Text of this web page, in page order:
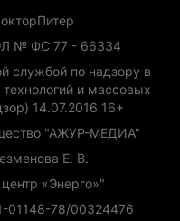
№ ФС 77 - 66334
службой по надзору в
и массовых
14.07.2016 16+
"АЖУР-МЕДИА"
Е. В.
«Энерго»"
01148-78/00324476